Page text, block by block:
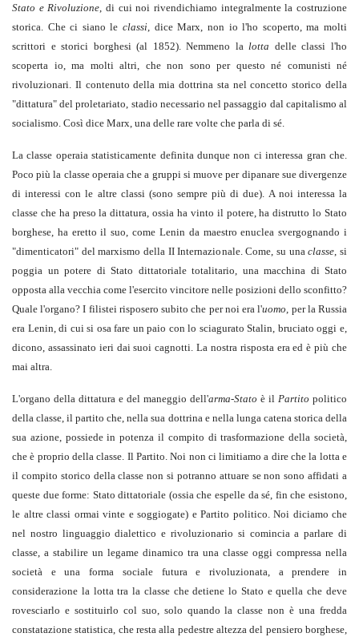
Stato e Rivoluzione, di cui noi rivendichiamo integralmente la costruzione
storica. Che ci siano leclassi, dice Marx, non io l'ho scoperto, ma molti
scrittori e storici borghesi (al 1852). Nemmeno lalotta delle classi l'ho
scoperta io, ma molti altri, che non sono per questo né comunisti né
rivoluzionari. Il contenuto della mia dottrina sta nel concetto storico della
"dittatura" del proletariato, stadio necessario nel passaggio dal capitalismo al
socialismo. Così dice Marx, una delle rare volte che parla di sé.
La classe operaia statisticamente definita dunque non ci interessa gran che.
Poco più la classe operaia che a gruppi si muove per dipanare sue divergenze
di interessi con le altre classi (sono sempre più di due). A noi interessa la
classe che ha preso la dittatura, ossia ha vinto il potere, ha distrutto lo Stato
borghese, ha eretto il suo, come Lenin da maestro enuclea svergognando i
"dimenticatori" del marxismo della II Internazionale. Come, su unaclasse, si
poggia un potere di Stato dittatoriale totalitario, una macchina di Stato
opposta alla vecchia come l'esercito vincitore nelle posizioni dello sconfitto?
Quale l'organo? I filistei risposero subito che per noi era l'uomo, per la Russia
era Lenin, di cui si osa fare un paio con lo sciagurato Stalin, bruciato oggi e,
dicono, assassinato ieri dai suoi cagnotti. La nostra risposta era ed è più che
mai altra.
L'organo della dittatura e del maneggio dell'arma-Stato è il Partito politico
della classe, il partito che, nella sua dottrina e nella lunga catena storica della
sua azione, possiede in potenza il compito di trasformazione della società,
che è proprio della classe. Il Partito. Noi non ci limitiamo a dire che la lotta e
il compito storico della classe non si potranno attuare se non sono affidati a
queste due forme: Stato dittatoriale (ossia che espelle da sé, fin che esistono,
le altre classi ormai vinte e soggiogate) e Partito politico. Noi diciamo che
nel nostro linguaggio dialettico e rivoluzionario si comincia a parlare di
classe, a stabilire un legame dinamico tra una classe oggi compressa nella
società e una forma sociale futura e rivoluzionata, a prendere in
considerazione la lotta tra la classe che detiene lo Stato e quella che deve
rovesciarlo e sostituirlo col suo, solo quando la classe non è una fredda
constatazione statistica, che resta alla pedestre altezza del pensiero borghese,